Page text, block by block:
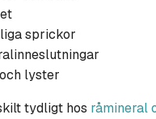
sprickor
lyster
tydligt hos råmineral